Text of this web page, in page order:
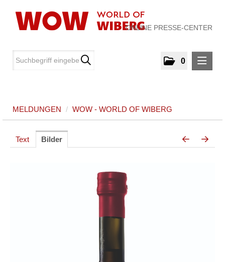
ONLINE PRESSE-CENTER
0
WOW - World of WIBERG
MEDIA
MELDUNGEN / WOW - WORLD OF WIBERG
Text Bilder